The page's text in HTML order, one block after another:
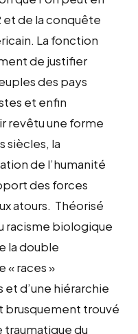
et de la conquête
La fonction
de justifier
des pays
et enfin
revêtu une forme
siècles, la
de l’humanité
des forces
atours. Théorisé
racisme biologique
la double
« races »
d’une hiérarchie
brusquement trouvé
du